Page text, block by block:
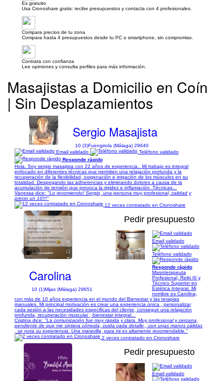
Es gratuito
Usa Cronoshare gratis: recibe presupuestos y contacta con 4 profesionales.
Compara precios de tu zona
Compara hasta 4 presupuestos desde tu PC o smartphone, sin compromiso.
Contrata con confianza
Lee opiniones y consulta perfiles para más información.
Masajistas a Domicilio en Coín
| Sin Desplazamientos
Sergio Masajista
10 (3)Fuengirola (Málaga) 29640
Email validado
Teléfono validado
Responde rápido
Hola. Soy sergio masajista con 22 años de experiencia.. Mi trabajo es integral
enfocado en diferentes técnicas que permiten una relajación profunda y la
recuperación de la flexibilidad, oxigenación e irrigación de los músculos en su
totalidad. Despegando las adherencias y eliminando dolores a causa de la
acumulación de tensión que provoca la rigidez e inflamación. Técnicas...
Vanessa dice: "Lo recomiendo! Sergio, una persona muy profesional, calidad y
precio un 10!!!"
12 veces contratado en Cronoshare
1/10
Pedir presupuesto
Carolina
10 (1)Mijas (Málaga) 29651
Email validado
Teléfono validado
Responde rápido
Masoterapeuta
Profesional, Reiki III y
Técnico Superior en
Estética Integral. Mi
nombre es Carolina,
con más de 10 años experiencia en el mundo del Bienestar y las terapias
manuales. Mi principal motivación es crear una experiencia única , personalizar
cada sesión a las necesidades especificas del cliente, conseguir una relajación
profunda, recuperación muscular , bienestar integral...
Cristina dice: "La comunicación fue muy rápida y clara. Muy profesional y cercana,
pendiente de que me sintiera cómoda, cuida cada detalle , con unas manos cálidas
, se nota su experiencia. Una maravilla, para mi es altamente recomendable."
2 veces contratado en Cronoshare
Pedir presupuesto
Email validado